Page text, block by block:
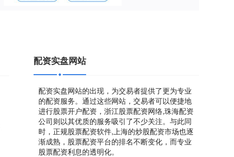
配资实盘网站
配资实盘网站的出现，为交易者提供了更为专业
的配资服务。通过这些网站，交易者可以便捷地
进行股票开户配资，浙江股票配资网络,珠海配资
公司则以其优质的服务吸引了不少关注。与此同
时，正规股票配资软件,上海的炒股配资市场也逐
渐成熟，股票配资平台的排名不断变化，而专业
股票配资利息的透明化。